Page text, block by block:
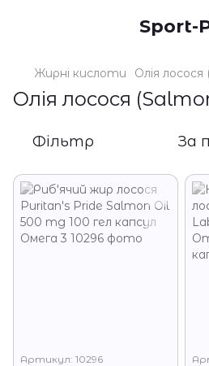
Sport-
Жирні кислоти Олія
Олія лосося
Фільтр За
Артикул: 10296